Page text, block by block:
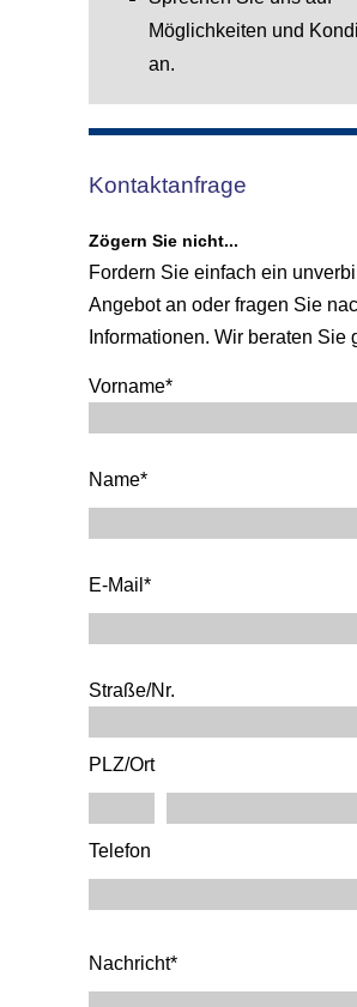
Möglichkeiten und
an.
Kontaktanfrage
Zögern Sie nicht...
Fordern Sie einfach ein
Angebot an oder fragen Sie
Informationen. Wir beraten Sie
Vorname*
Name*
E-Mail*
Straße/Nr.
PLZ/Ort
Telefon
Nachricht*